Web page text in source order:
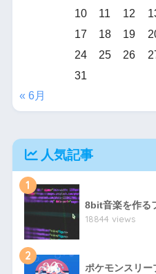
10
11 12
17
18 19
24
25 26
31
« 6月
人気記事
1
8bit音楽を作る
18844 views
2
ポケモンスリ